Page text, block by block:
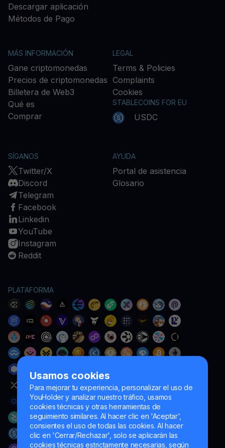
Usamos cookies
Para mejorar tu experiencia, personalizar el uso de
YouHolder y analizar nuestro tráfico, usamos
cookies técnicas y otras herramientas de
seguimiento similares. Al hacer clic en 'Aceptar',
consientes el uso de todas las cookies. Al hacer
clic en 'Cerrar/Rechazar', solo se aplicarán las
cookies técnicas estrictamente necesarias, según
Descargar aplicación
Métodos de Pago
MÁS INFORMACIÓN
Gane criptomonedas
Precios de criptomonedas
Billetera de Web3
Qué es
Comprar
LEGAL
Terms & Policies
Complaints
Cookies
STABLECOINS FOR EU
USDC
SÍGANOS
Twitter/X
Discord
Telegram
Facebook
Linkedin
YouTube
Instagram
Reddit
AYUDA
Portal de asistencia
Glosario
PLATAFORMA